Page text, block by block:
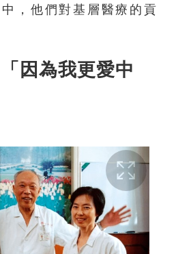
，他們對基層醫療的貢
因為我更愛中